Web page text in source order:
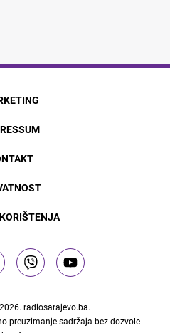
radiosarajevo.ba.
preuzimanje sadržaja bez dozvole